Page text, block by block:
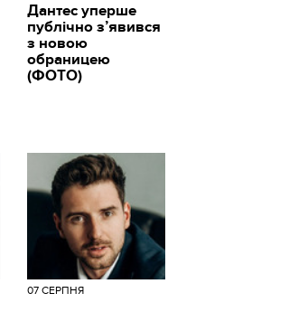
Дантес уперше
публічно з’явився
з новою
обраницею
(ФОТО)
07 СЕРПНЯ